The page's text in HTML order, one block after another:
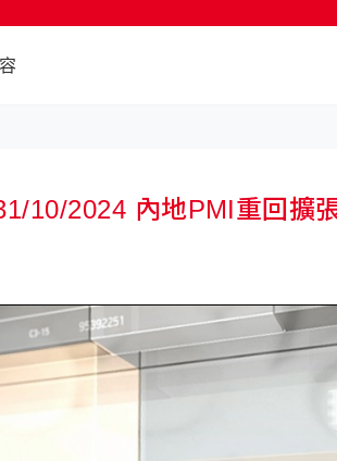
10/2024 內地PMI重回擴